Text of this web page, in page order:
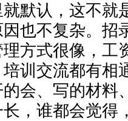
默认，这不就
也不复杂。招
方式很像，工
训交流都有相
会、写的材料
，谁都会觉得